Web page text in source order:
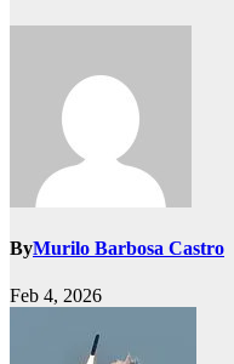
ByMurilo Barbosa Castro
Feb 4, 2026